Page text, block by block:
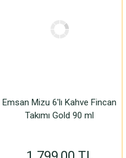
Emsan Mizu 6'lı Kahve Fincan
Takımı Gold 90 ml